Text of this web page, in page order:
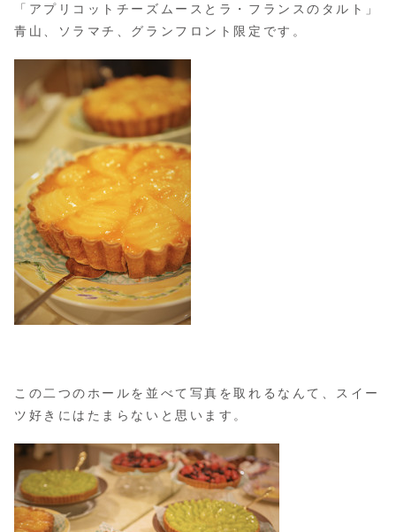
「アプリコットチーズムースとラ・フランスのタルト」
青山、ソラマチ、グランフロント限定です。
この二つのホールを並べて写真を取れるなんて、スイー
ツ好きにはたまらないと思います。